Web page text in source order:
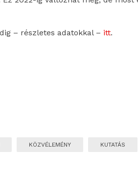
– részletes adatokkal – itt.
KÖZVÉLEMÉNY KUTATÁS